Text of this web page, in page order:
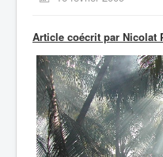
Article coécrit par Nicolat